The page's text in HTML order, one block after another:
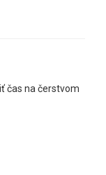
čas na čerstvom